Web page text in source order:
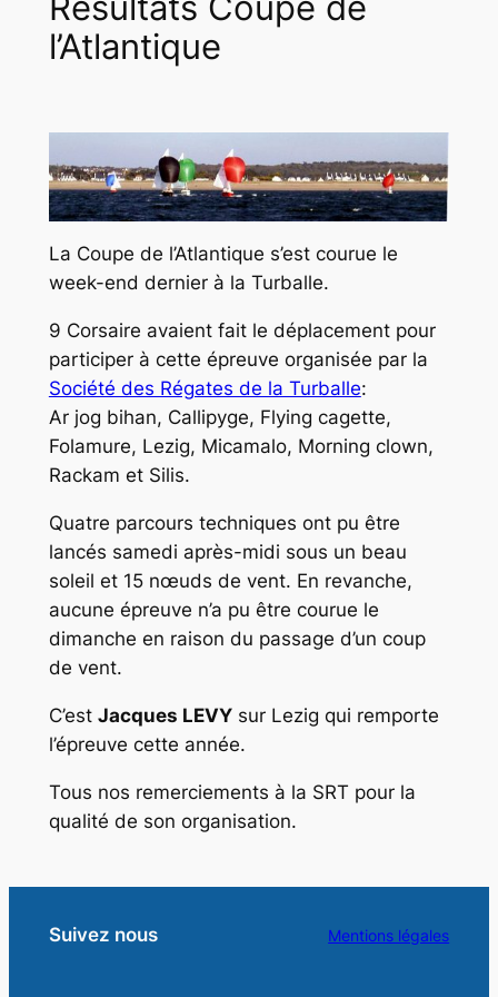
l’Atlantique
La Coupe de l’Atlantique s’est courue le
week-end dernier à la Turballe.
9 Corsaire avaient fait le déplacement pour
participer à cette épreuve organisée par la
Société des Régates de la Turballe:
Ar jog bihan, Callipyge, Flying cagette,
Folamure, Lezig, Micamalo, Morning clown,
Rackam et Silis.
Quatre parcours techniques ont pu être
lancés samedi après-midi sous un beau
soleil et 15 nœuds de vent. En revanche,
aucune épreuve n’a pu être courue le
dimanche en raison du passage d’un coup
de vent.
C’est Jacques LEVYsur Lezig qui remporte
l’épreuve cette année.
Tous nos remerciements à la SRT pour la
qualité de son organisation.
Suivez nous Mentions légales